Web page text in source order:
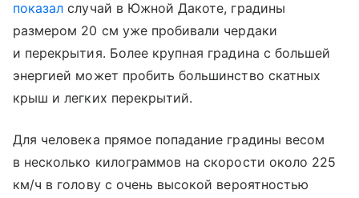
показалслучай в Южной Дакоте, градины
размером 20 см уже пробивали чердаки
и перекрытия. Более крупная градина с большей
энергией может пробить большинство скатных
крыш и легких перекрытий.
Для человека прямое попадание градины весом
в несколько килограммов на скорости около 225
км/ч в голову с очень высокой вероятностью